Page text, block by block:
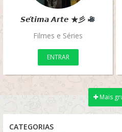
𝙎𝙚́𝙩𝙞𝙢𝙖 𝘼𝙧𝙩𝙚 ★彡
Filmes e Séries
ENTRAR
Mais
CATEGORIAS